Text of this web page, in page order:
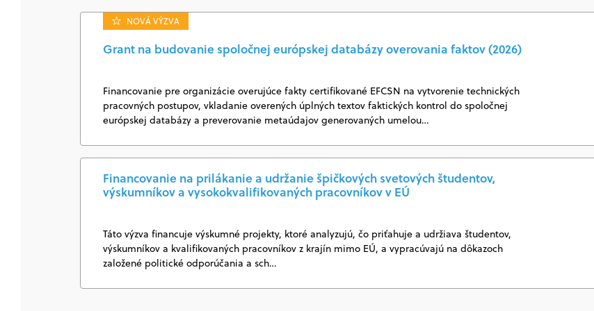
NOVÁ VÝZVA
Grant na budovanie spoločnej európskej databázy overovania faktov (2026)
Financovanie pre organizácie overujúce fakty certifikované EFCSN na vytvorenie technických
pracovných postupov, vkladanie overených úplných textov faktických kontrol do spoločnej
európskej databázy a preverovanie metaúdajov generovaných umelou…
Financovanie na prilákanie a udržanie špičkových svetových študentov,
výskumníkov a vysokokvalifikovaných pracovníkov v EÚ
Táto výzva financuje výskumné projekty, ktoré analyzujú, čo priťahuje a udržiava študentov,
výskumníkov a kvalifikovaných pracovníkov z krajín mimo EÚ, a vypracúvajú na dôkazoch
založené politické odporúčania a sch…